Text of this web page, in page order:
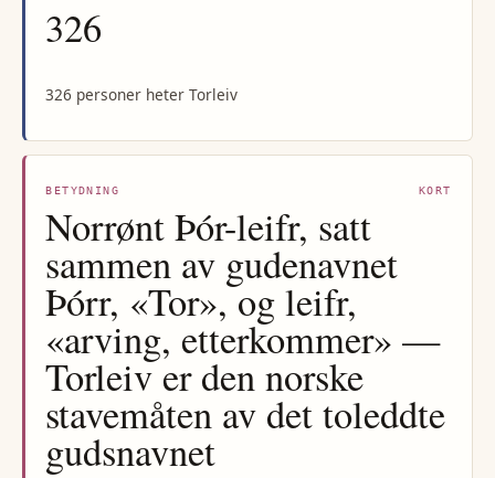
326
326 personer heter Torleiv
BETYDNING KORT
Norrønt Þór-leifr, satt
sammen av gudenavnet
Þórr, «Tor», og leifr,
«arving, etterkommer» —
Torleiv er den norske
stavemåten av det toleddte
gudsnavnet